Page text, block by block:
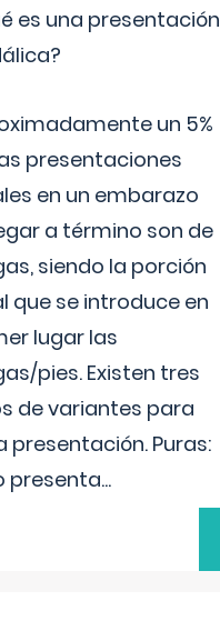
es una presentación
un 5%
presentaciones
en un embarazo
a término son de
siendo la porción
que se introduce en
lugar las
pies. Existen tres
de variantes para
presentación. Puras:
presenta...